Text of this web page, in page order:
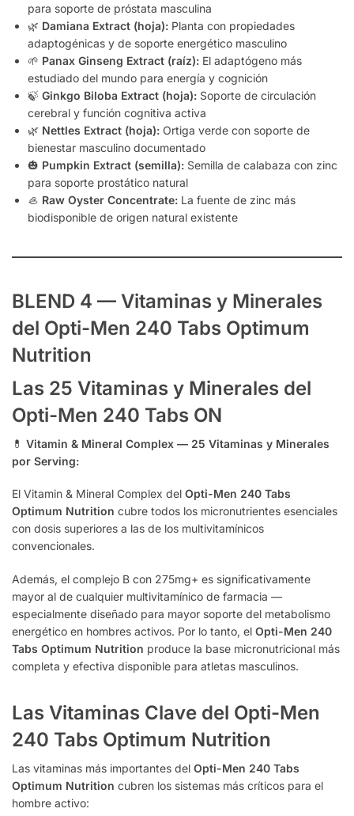
para soporte de próstata masculina
🌿 Damiana Extract (hoja): Planta con propiedades
adaptogénicas y de soporte energético masculino
🌱 Panax Ginseng Extract (raíz): El adaptógeno más
estudiado del mundo para energía y cognición
🍃 Ginkgo Biloba Extract (hoja): Soporte de circulación
cerebral y función cognitiva activa
🌿 Nettles Extract (hoja): Ortiga verde con soporte de
bienestar masculino documentado
🎃 Pumpkin Extract (semilla): Semilla de calabaza con zinc
para soporte prostático natural
🦪 Raw Oyster Concentrate: La fuente de zinc más
biodisponible de origen natural existente
BLEND 4 — Vitaminas y Minerales
del Opti-Men 240 Tabs Optimum
Nutrition
Las 25 Vitaminas y Minerales del
Opti-Men 240 Tabs ON
💊 Vitamin & Mineral Complex — 25 Vitaminas y Minerales
por Serving:
El Vitamin & Mineral Complex del Opti-Men 240 Tabs
Optimum Nutrition cubre todos los micronutrientes esenciales
con dosis superiores a las de los multivitamínicos
convencionales.
Además, el complejo B con 275mg+ es significativamente
mayor al de cualquier multivitamínico de farmacia —
especialmente diseñado para mayor soporte del metabolismo
energético en hombres activos. Por lo tanto, el Opti-Men 240
Tabs Optimum Nutrition produce la base micronutricional más
completa y efectiva disponible para atletas masculinos.
Las Vitaminas Clave del Opti-Men
240 Tabs Optimum Nutrition
Las vitaminas más importantes del Opti-Men 240 Tabs
Optimum Nutrition cubren los sistemas más críticos para el
hombre activo: